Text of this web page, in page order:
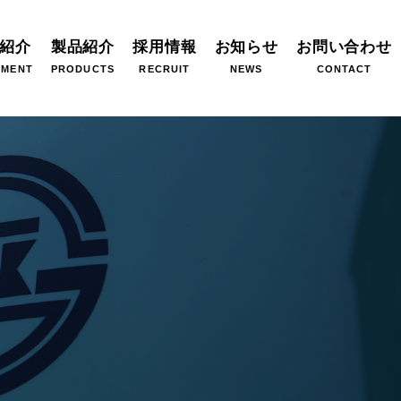
介 製品紹介
PRODUCTS
採用情報
RECRUIT
お知らせ
NEWS
お問い合わせ
CONTACT